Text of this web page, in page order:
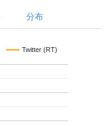
分布
Twitter (RT)